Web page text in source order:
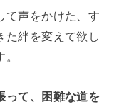
て声をかけた、す
た絆を変えて欲し
って、困難な道を